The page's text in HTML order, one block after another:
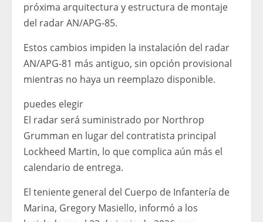
próxima arquitectura y estructura de montaje
del radar AN/APG-85.
Estos cambios impiden la instalación del radar
AN/APG-81 más antiguo, sin opción provisional
mientras no haya un reemplazo disponible.
puedes elegir
El radar será suministrado por Northrop
Grumman en lugar del contratista principal
Lockheed Martin, lo que complica aún más el
calendario de entrega.
El teniente general del Cuerpo de Infantería de
Marina, Gregory Masiello, informó a los